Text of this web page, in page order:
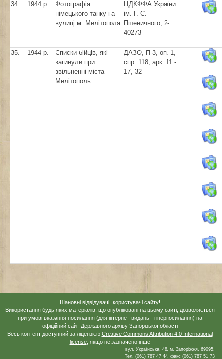
34. 1944 р.
Фотографія
німецького танку на
вулиці м. Мелітополя.
ЦДКФФА України
ім. Г. С.
Пшеничного, 2-
40273
35. 1944 р.
Списки бійців, які
загинули при
звільненні міста
Мелітополь
ДАЗО, П-3, оп. 1,
спр. 118, арк. 11 -
17, 32
Шановні відвідувачі і користувачі сайту!
Використання будь-яких матеріалів, що опубліковані на цьому сайті, дозволяється
при умові вказання посилання (для інтернет-видань - гіперпосилання) на
офіційний сайт Державного архіву Запорізької області
Весь контент доступний за ліцензією Creative Commons Attribution 4.0 International
license, якщо не зазначено інше
вул. Українська, 48, м. Запоріжжя, 69095,
Тел. (061) 787 47 44, факс (061) 787 51 73